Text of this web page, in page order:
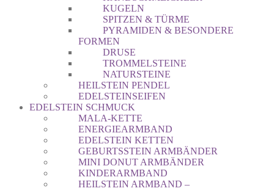
KUGELN
SPITZEN & TÜRME
PYRAMIDEN & BESONDERE
FORMEN
DRUSE
TROMMELSTEINE
NATURSTEINE
HEILSTEIN PENDEL
EDELSTEINSEIFEN
EDELSTEIN SCHMUCK
MALA-KETTE
ENERGIEARMBAND
EDELSTEIN KETTEN
GEBURTSSTEIN ARMBÄNDER
MINI DONUT ARMBÄNDER
KINDERARMBAND
HEILSTEIN ARMBAND –